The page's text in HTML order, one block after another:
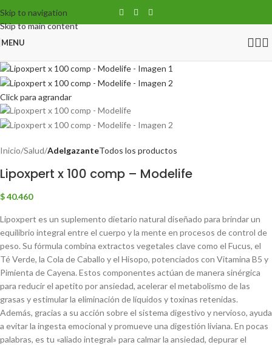
Skip to navigation
Skip to main content
MENU
Click para agrandar
Inicio Salud AdelgazanteTodos los productos
Lipoxpert x 100 comp – Modelife
$40.460
Lipoxpert es un suplemento dietario natural diseñado para brindar un
equilibrio integral entre el cuerpo y la mente en procesos de control de
peso. Su fórmula combina extractos vegetales clave como el Fucus, el
Té Verde, la Cola de Caballo y el Hisopo, potenciados con Vitamina B5 y
Pimienta de Cayena. Estos componentes actúan de manera sinérgica
para reducir el apetito por ansiedad, acelerar el metabolismo de las
grasas y estimular la eliminación de líquidos y toxinas retenidas.
Además, gracias a su acción sobre el sistema digestivo y nervioso, ayuda
a evitar la ingesta emocional y promueve una digestión liviana. En pocas
palabras, es tu «aliado integral» para calmar la ansiedad, depurar el